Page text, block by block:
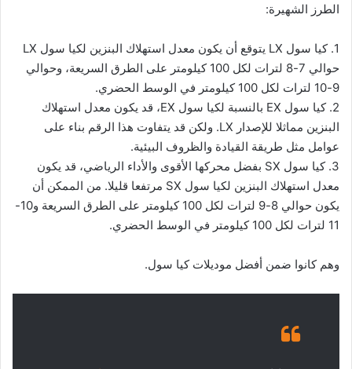
الطرز الشهيرة:
1. كيا سول LX يتوقع أن يكون معدل استهلاك البنزين لكيا سول LX
حوالي 7-8 لترات لكل 100 كيلومتر على الطرق السريعة، وحوالي
9-10 لترات لكل 100 كيلومتر في الوسط الحضري.
2. كيا سول EX بالنسبة لكيا سول EX، قد يكون معدل استهلاك
البنزين مماثلا للإصدار LX. ولكن قد يتفاوت هذا الرقم بناء على
عوامل مثل طريقة القيادة والظروف البيئية.
3. كيا سول SX بفضل محركها الأقوى والأداء الرياضي، قد يكون
معدل استهلاك البنزين لكيا سول SX مرتفعا قليلا. من الممكن أن
يكون حوالي 8-9 لترات لكل 100 كيلومتر على الطرق السريعة و10-
11 لترات لكل 100 كيلومتر في الوسط الحضري.
وهم كانوا ضمن أفضل موديلات كيا سول.